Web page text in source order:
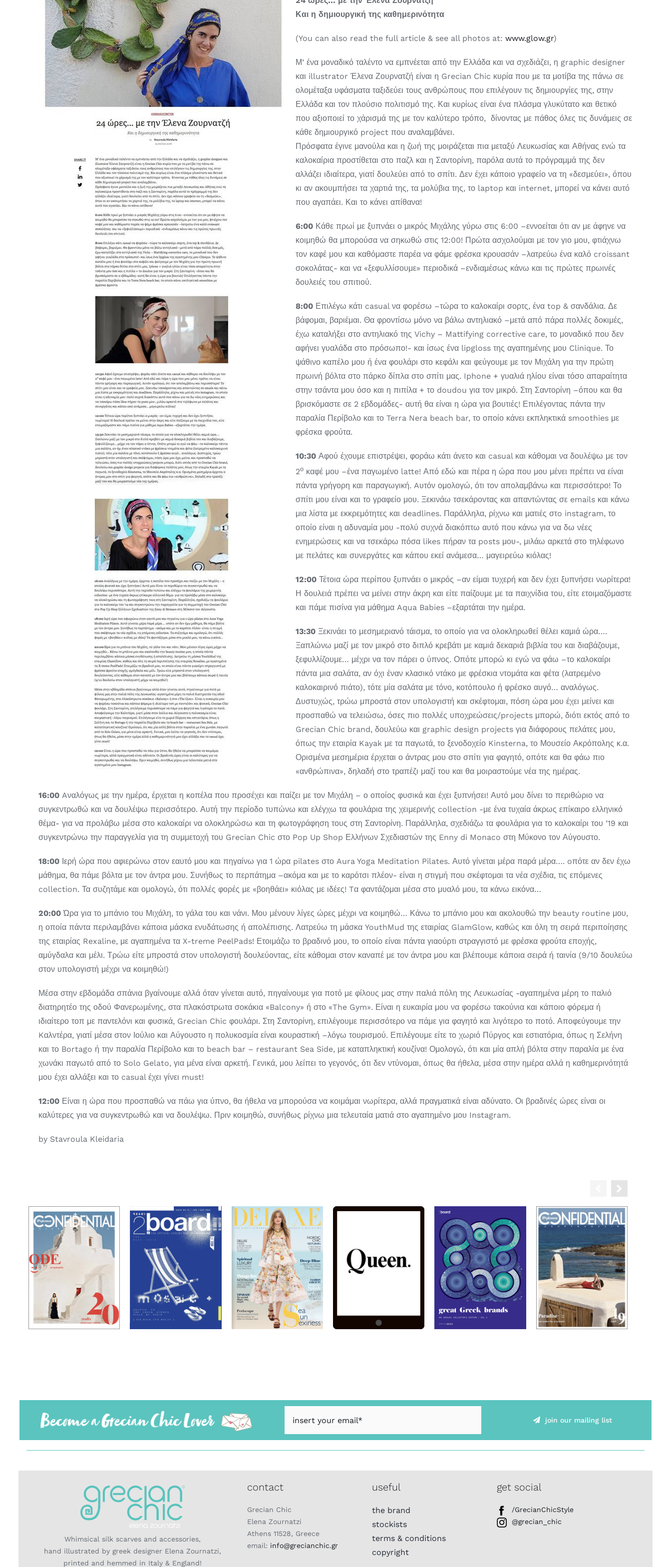
Και η δημιουργική της καθημερινότητα
(You can also read the full article & see all photos at: www.glow.gr)
Μ’ ένα μοναδικό ταλέντο να εμπνέεται από την Ελλάδα και να σχεδιάζει, η graphic designer
και illustrator Έλενα Ζουρνατζή είναι η Grecian Chic κυρία που με τα μοτίβα της πάνω σε
ολομέταξα υφάσματα ταξιδεύει τους ανθρώπους που επιλέγουν τις δημιουργίες της, στην
Ελλάδα και τον πλούσιο πολιτισμό της. Και κυρίως είναι ένα πλάσμα γλυκύτατο και θετικό
που αξιοποιεί το χάρισμά της με τον καλύτερο τρόπο, δίνοντας με πάθος όλες τις δυνάμεις σε
κάθε δημιουργικό project που αναλαμβάνει.
Πρόσφατα έγινε μανούλα και η ζωή της μοιράζεται πια μεταξύ Λευκωσίας και Αθήνας ενώ τα
καλοκαίρια προστίθεται στο παζλ και η Σαντορίνη, παρόλα αυτά το πρόγραμμά της δεν
αλλάζει ιδιαίτερα, γιατί δουλεύει από το σπίτι. Δεν έχει κάποιο γραφείο να τη «δεσμεύει», όπου
κι αν ακουμπήσει τα χαρτιά της, τα μολύβια της, το laptop και internet, μπορεί να κάνει αυτό
που αγαπάει. Και το κάνει απίθανα!
6:00Κάθε πρωί με ξυπνάει ο μικρός Μιχάλης γύρω στις 6:00 –εννοείται ότι αν με άφηνε να
κοιμηθώ θα μπορούσα να σηκωθώ στις 12:00! Πρώτα ασχολούμαι με τον γιο μου, φτιάχνω
τον καφέ μου και καθόμαστε παρέα να φάμε φρέσκα κρουασάν –λατρεύω ένα καλό croissant
σοκολάτας- και να «ξεφυλλίσουμε» περιοδικά –ενδιαμέσως κάνω και τις πρώτες πρωινές
δουλειές του σπιτιού.
8:00Επιλέγω κάτι casual να φορέσω –τώρα το καλοκαίρι σορτς, ένα top & σανδάλια. Δε
βάφομαι, βαριέμαι. Θα φροντίσω μόνο να βάλω αντηλιακό –μετά από πάρα πολλές δοκιμές,
έχω καταλήξει στο αντηλιακό της Vichy – Mattifying corrective care, το μοναδικό που δεν
αφήνει γυαλάδα στο πρόσωπο!- και ίσως ένα lipgloss της αγαπημένης μου Clinique. Το
ψάθινο καπέλο μου ή ένα φουλάρι στο κεφάλι και φεύγουμε με τον Μιχάλη για την πρώτη
πρωινή βόλτα στο πάρκο δίπλα στο σπίτι μας. Iphone + γυαλιά ηλίου είναι τόσο απαραίτητα
στην τσάντα μου όσο και η πιπίλα + το doudou για τον μικρό. Στη Σαντορίνη –όπου και θα
βρισκόμαστε σε 2 εβδομάδες- αυτή θα είναι η ώρα για βουτιές! Επιλέγοντας πάντα την
παραλία Περίβολο και το Terra Nera beach bar, το οποίο κάνει εκπληκτικά smoothies με
φρέσκα φρούτα.
10:30Αφού έχουμε επιστρέψει, φοράω κάτι άνετο και casual και κάθομαι να δουλέψω με τον
2οκαφέ μου –ένα παγωμένο latte! Από εδώ και πέρα η ώρα που μου μένει πρέπει να είναι
πάντα γρήγορη και παραγωγική. Aυτόν ομολογώ, ότι τον απολαμβάνω και περισσότερο! Το
σπίτι μου είναι και το γραφείο μου. Ξεκινάω τσεκάροντας και απαντώντας σε emails και κάνω
μια λίστα με εκκρεμότητες και deadlines. Παράλληλα, ρίχνω και ματιές στo instagram, το
οποίο είναι η αδυναμία μου -πολύ συχνά διακόπτω αυτό που κάνω για να δω νέες
ενημερώσεις και να τσεκάρω πόσα likes πήραν τα posts μου-, μιλάω αρκετά στο τηλέφωνο
με πελάτες και συνεργάτες και κάπου εκεί ανάμεσα… μαγειρεύω κιόλας!
12:00Τέτοια ώρα περίπου ξυπνάει ο μικρός –αν είμαι τυχερή και δεν έχει ξυπνήσει νωρίτερα!
Η δουλειά πρέπει να μείνει στην άκρη και είτε παίζουμε με τα παιχνίδια του, είτε ετοιμαζόμαστε
και πάμε πισίνα για μάθημα Aqua Babies –εξαρτάται την ημέρα.
13:30Ξεκινάει το μεσημεριανό τάισμα, το οποίο για να ολοκληρωθεί θέλει καμιά ώρα….
Ξαπλώνω μαζί με τον μικρό στο διπλό κρεβάτι με καμιά δεκαριά βιβλία του και διαβάζουμε,
ξεφυλλίζουμε… μέχρι να τον πάρει ο ύπνος. Οπότε μπορώ κι εγώ να φάω –το καλοκαίρι
πάντα μια σαλάτα, αν όχι έναν κλασικό ντάκο με φρέσκια ντομάτα και φέτα (λατρεμένο
καλοκαιρινό πιάτο), τότε μία σαλάτα με τόνο, κοτόπουλο ή φρέσκο αυγό… αναλόγως.
Δυστυχώς, τρώω μπροστά στον υπολογιστή και σκέφτομαι, πόση ώρα μου έχει μείνει και
προσπαθώ να τελειώσω, όσες πιο πολλές υποχρεώσεις/projects μπορώ, διότι εκτός από το
Grecian Chic brand, δουλεύω και graphic design projects για διάφορους πελάτες μου,
όπως την εταιρία Kayak με τα παγωτά, το ξενοδοχείο Kinsterna, το Μουσείο Ακρόπολης κ.α.
Ορισμένα μεσημέρια έρχεται ο άντρας μου στο σπίτι για φαγητό, οπότε και θα φάω πιο
«ανθρώπινα», δηλαδή στο τραπέζι μαζί του και θα μοιραστούμε νέα της ημέρας.
16:00Aναλόγως με την ημέρα, έρχεται η κοπέλα που προσέχει και παίζει με τον Μιχάλη – ο οποίος φυσικά και έχει ξυπνήσει! Αυτό μου δίνει το περιθώριο να
συγκεντρωθώ και να δουλέψω περισσότερο. Αυτή την περίοδο τυπώνω και ελέγχω τα φουλάρια της χειμερινής collection -με ένα τυχαία άκρως επίκαιρο ελληνικό
θέμα- για να προλάβω μέσα στο καλοκαίρι να ολοκληρώσω και τη φωτογράφηση τους στη Σαντορίνη. Παράλληλα, σχεδιάζω τα φουλάρια για το καλοκαίρι του ’19 και
συγκεντρώνω την παραγγελία για τη συμμετοχή του Grecian Chic στο Pop Up Shop Ελλήνων Σχεδιαστών της Enny di Monaco στη Μύκονο τον Αύγουστο.
18:00Ιερή ώρα που αφιερώνω στον εαυτό μου και πηγαίνω για 1 ώρα pilates στο Aura Yoga Meditation Pilates. Αυτό γίνεται μέρα παρά μέρα…. oπότε αν δεν έχω
μάθημα, θα πάμε βόλτα με τον άντρα μου. Συνήθως το περπάτημα –ακόμα και με το καρότσι πλέον- είναι η στιγμή που σκέφτομαι τα νέα σχέδια, τις επόμενες
collection. Τα συζητάμε και ομολογώ, ότι πολλές φορές με «βοηθάει» κιόλας με ιδέες! Tα φαντάζομαι μέσα στο μυαλό μου, τα κάνω εικόνα…
20:00Ώρα για το μπάνιο του Μιχάλη, το γάλα του και νάνι. Μου μένουν λίγες ώρες μέχρι να κοιμηθώ… Κάνω το μπάνιο μου και ακολουθώ την beauty routine μου,
η οποία πάντα περιλαμβάνει κάποια μάσκα ενυδάτωσης ή απολέπισης. Λατρεύω τη μάσκα YouthMud της εταιρίας GlamGlow, καθώς και όλη τη σειρά περιποίησης
της εταιρίας Rexaline, με αγαπημένα τα X-treme PeelPads! Ετοιμάζω το βραδινό μου, το οποίο είναι πάντα γιαούρτι στραγγιστό με φρέσκα φρούτα εποχής,
αμύγδαλα και μέλι. Τρώω είτε μπροστά στον υπολογιστή δουλεύοντας, είτε κάθομαι στον καναπέ με τον άντρα μου και βλέπουμε κάποια σειρά ή ταινία (9/10 δουλεύω
στον υπολογιστή μέχρι να κοιμηθώ!)
Μέσα στην εβδομάδα σπάνια βγαίνουμε αλλά όταν γίνεται αυτό, πηγαίνουμε για ποτό με φίλους μας στην παλιά πόλη της Λευκωσίας -αγαπημένα μέρη το παλιό
διατηρητέο της οδού Φανερωμένης, στα πλακόστρωτα σοκάκια «Balcony» ή στο «The Gym». Είναι η ευκαιρία μου να φορέσω τακούνια και κάποιο φόρεμα ή
ιδιαίτερο τοπ με παντελόνι και φυσικά, Grecian Chic φουλάρι. Στη Σαντορίνη, επιλέγουμε περισσότερο να πάμε για φαγητό και λιγότερο το ποτό. Αποφεύγουμε την
Kαλντέρα, γιατί μέσα στον Ιούλιο και Αύγουστο η πολυκοσμία είναι κουραστική –λόγω τουρισμού. Επιλέγουμε είτε το χωριό Πύργος και εστιατόρια, όπως η Σελήνη
και το Bortago ή την παραλία Περίβολο και το beach bar – restaurant Sea Side, με καταπληκτική κουζίνα! Ομολογώ, ότι και μία απλή βόλτα στην παραλία με ένα
χωνάκι παγωτό από το Solo Gelato, για μένα είναι αρκετή. Γενικά, μου λείπει το γεγονός, ότι δεν ντύνομαι, όπως θα ήθελα, μέσα στην ημέρα αλλά η καθημερινότητά
μου έχει αλλάξει και το casual έχει γίνει must!
12:00Είναι η ώρα που προσπαθώ να πάω για ύπνο, θα ήθελα να μπορούσα να κοιμάμαι νωρίτερα, αλλά πραγματικά είναι αδύνατο. Οι βραδινές ώρες είναι οι
καλύτερες για να συγκεντρωθώ και να δουλέψω. Πριν κοιμηθώ, συνήθως ρίχνω μια τελευταία ματιά στο αγαπημένο μου Instagram.
by Stavroula Kleidaria
join our mailing list
Whimsical silk scarves and accessories,
hand illustrated by greek designer Elena Zournatzi,
printed and hemmed in Italy & England!
contact
Grecian Chic
Elena Zournatzi
Athens 11528, Greece
email: info@grecianchic.gr
useful
the brand
stockists
terms & conditions
copyright
get social
/GrecianChicStyle
@grecian_chic